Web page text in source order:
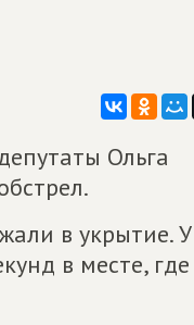
Ольга
в укрытие.
в месте,